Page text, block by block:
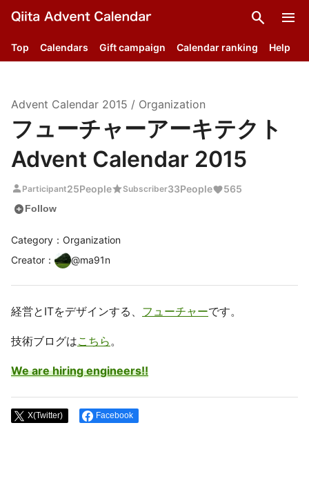
search menu
Top Calendars Gift campaign Calendar ranking Help
Advent Calendar 2015 / Organization
フューチャーアーキテクト
Advent Calendar 2015
person Participant25PeoplestarSubscriber33People 565
add_circleFollow
Category：Organization
Creator ： @ma91n
経営とITをデザインする、 フューチャーです。
技術ブログはこちら。
We are hiring engineers!!
X(Twitter) Facebook